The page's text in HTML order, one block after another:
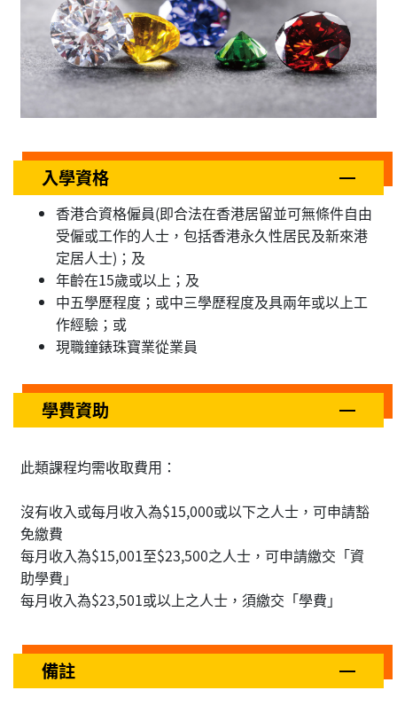
入學資格
香港合資格僱員(即合法在香港居留並可無條件自由
受僱或工作的人士，包括香港永久性居民及新來港
定居人士)；及
年齡在15歲或以上；及
中五學歷程度；或中三學歷程度及具兩年或以上工
作經驗；或
現職鐘錶珠寶業從業員
學費資助
此類課程均需收取費用：
沒有收入或每月收入為$15,000或以下之人士，可申請豁
免繳費
每月收入為$15,001至$23,500之人士，可申請繳交「資
助學費」
每月收入為$23,501或以上之人士，須繳交「學費」
備註